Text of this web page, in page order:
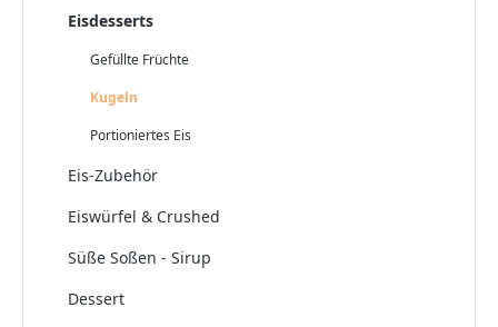
Eisdesserts
Gefüllte Früchte
Kugeln
Portioniertes Eis
Eis-Zubehör
Eiswürfel & Crushed
Süße Soßen - Sirup
Dessert